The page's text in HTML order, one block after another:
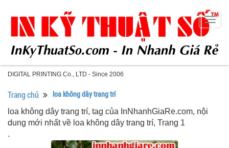
DIGITAL PRINTING Co., LTD - Since 2006
Trang chủ loa không dây trang trí
loa không dây trang trí, tag của InNhanhGiaRe.com, nội
dung mới nhất về loa không dây trang trí, Trang 1
.